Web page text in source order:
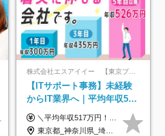
株式会社エスアイイー 【東京プロマーケット上場】
【ITサポート事務】未経験
からIT業界へ｜平均年収517
万円｜ホワイト企業認定｜
年休134日｜リモートOK
＼平均年収517万円！入社5年目まで毎年必ず昇給／ ■賞与年3回 ■年収800万円以上も可 ■入社3年以上の平均年収469.2万円 月給23万2000円以上＋賞与年3回＋各種手当 ☆入社5年目まで最大1万5000円の定期昇給を確約 ┃各種手当充実 ・規定の資格を取得すれば、2000円～5万円を毎月支給（2万4000円～60万円／年） ・研修中に取得した取得率95％の資格でも研修後の給料UP ※月給は年齢・経験・能力を考慮して、優遇いたします ※上記月給金額は固定残業代（20時間/3万1300円円以上）を含み、超過分は別途支給いたします ※試用期間（6ヶ月）は月給に変動はありますが、その他待遇に差異はありません ├入社後1ヶ月～3ヶ月間は、月給20万1900円となります └上記金額は固定残業代（10時間／1万6000円）を含み、超過分は別途支給いたします
東京都_神奈川県_埼玉県_千葉県_大阪府_愛知県_北海道_青森県_岩手県_宮城県_秋田県_山形県_福島県_茨城県_栃木県_群馬県_新潟県_山梨県_長野県_富山県_石川県_福井県_静岡県_岐阜県_三重県_兵庫県_京都府_滋賀県_奈良県_和歌山県_広島県_岡山県_鳥取県_島根県_山口県_徳島県_香川県_愛媛県_高知県_福岡県_熊本県_佐賀県_長崎県_大分県_宮崎県_鹿児島県_沖縄県